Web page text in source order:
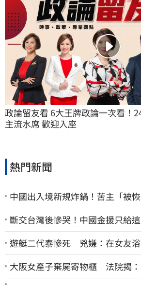
政論留友看 6大王牌政論一次看！
主流水席 歡迎入座
熱門新聞
中國出入境新規炸鍋！苦主「被恢
斷交台灣後慘哭！中國金援只給
遊艇二代泰慘死 兇嫌：在女友
大阪女產子棄屍寄物櫃 法院揭